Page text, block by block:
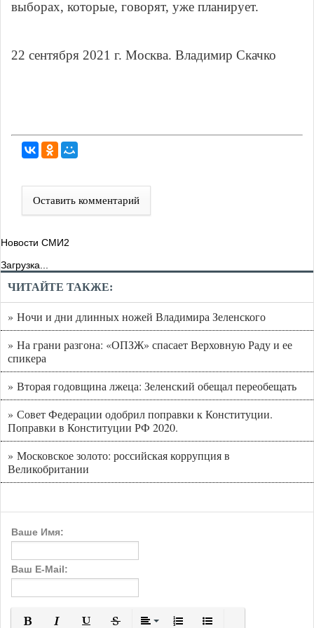
выборах, которые, говорят, уже планирует.
22 сентября 2021 г. Москва. Владимир Скачко
Оставить комментарий
Новости СМИ2
Загрузка...
ЧИТАЙТЕ ТАКЖЕ:
» Ночи и дни длинных ножей Владимира Зеленского
» На грани разгона: «ОПЗЖ» спасает Верховную Раду и ее
спикера
» Вторая годовщина лжеца: Зеленский обещал переобещать
» Совет Федерации одобрил поправки к Конституции.
Поправки в Конституции РФ 2020.
» Московское золото: российская коррупция в
Великобритании
Ваше Имя:
Ваш E-Mail: